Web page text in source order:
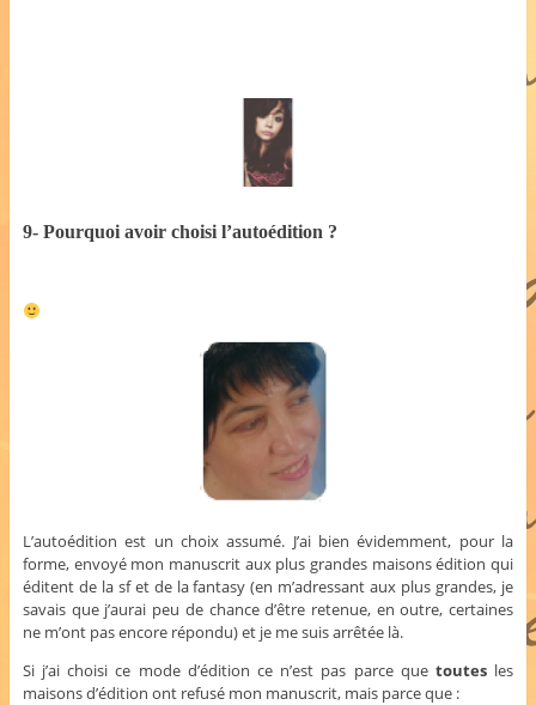
9- Pourquoi avoir choisi l’autoédition ?
L’autoédition est un choix assumé. J’ai bien évidemment, pour la
forme, envoyé mon manuscrit aux plus grandes maisons édition qui
éditent de la sf et de la fantasy (en m’adressant aux plus grandes, je
savais que j’aurai peu de chance d’être retenue, en outre, certaines
ne m’ont pas encore répondu) et je me suis arrêtée là.
Si j’ai choisi ce mode d’édition ce n’est pas parce que toutesles
maisons d’édition ont refusé mon manuscrit, mais parce que :